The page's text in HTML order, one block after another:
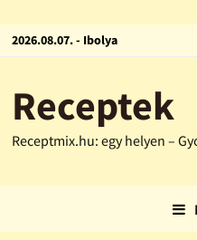
2026.08.07. - Ibolya
Receptek
Receptmix.hu: egy helyen –